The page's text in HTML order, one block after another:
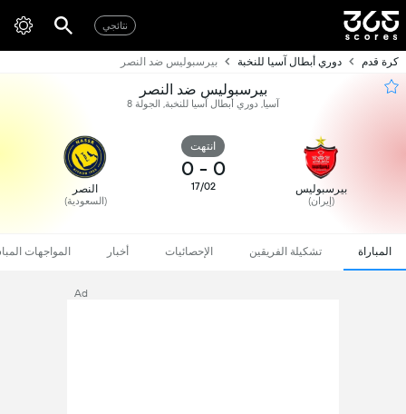
نتائجي
كرة قدم دوري أبطال آسيا للنخبة بیرسبولیس ضد النصر
بیرسبولیس ضد النصر
آسيا, دوري أبطال آسيا للنخبة, الجولة 8
بیرسبولیس
(إيران)
انتهت
0
-
0
17/02 النصر
(السعودية)
المباراة تشكيلة الفريقين الإحصائيات أخبار المواجهات
Ad